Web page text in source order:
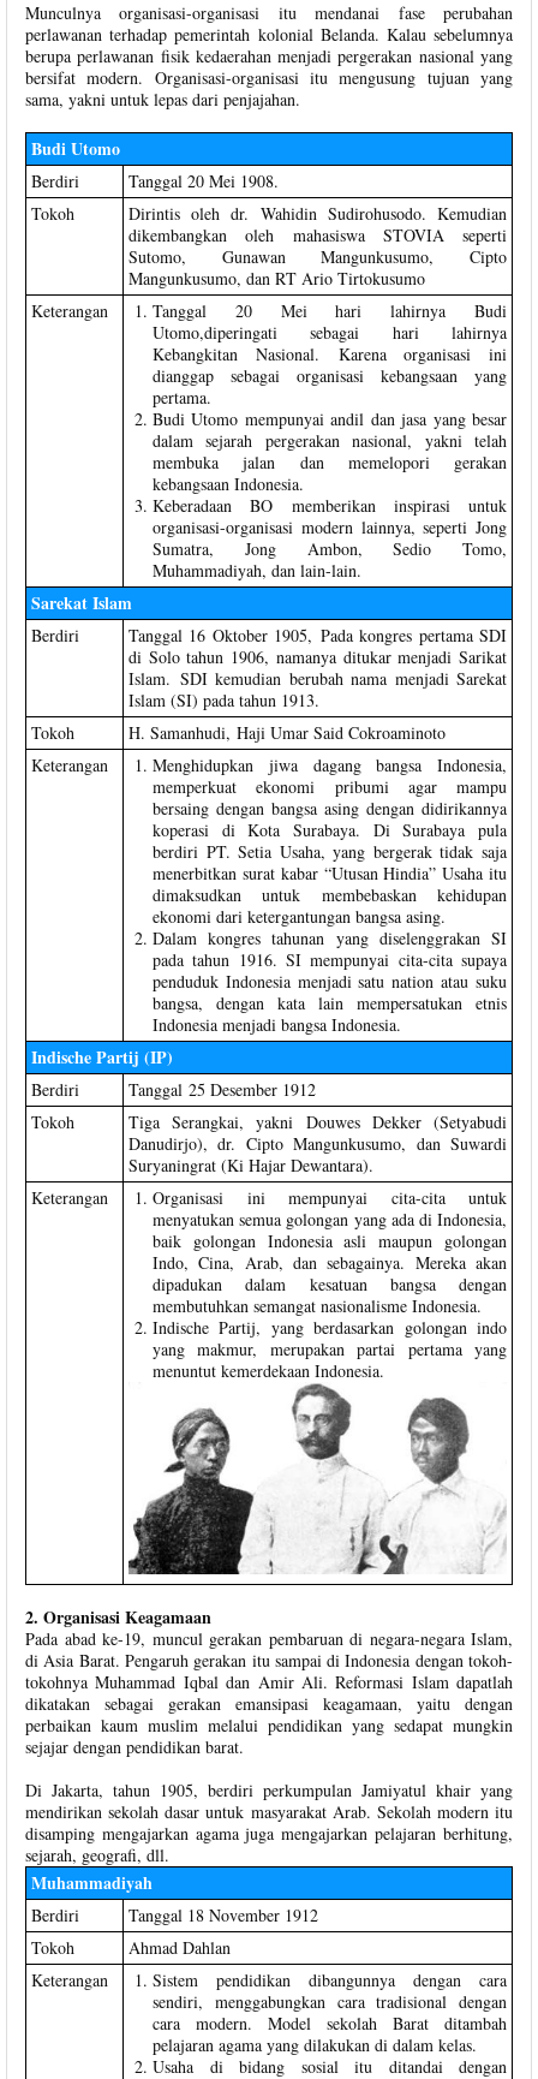
Munculnya organisasi-organisasi itu mendanai fase perubahan
perlawanan terhadap pemerintah kolonial Belanda. Kalau sebelumnya
berupa perlawanan fisik kedaerahan menjadi pergerakan nasional yang
bersifat modern. Organisasi-organisasi itu mengusung tujuan yang
sama, yakni untuk lepas dari penjajahan.
Budi Utomo
Berdiri
Tanggal 20 Mei 1908.
Tokoh
Dirintis oleh dr. Wahidin Sudirohusodo. Kemudian
dikembangkan oleh mahasiswa STOVIA seperti
Sutomo, Gunawan Mangunkusumo, Cipto
Mangunkusumo, dan RT Ario Tirtokusumo
Keterangan
Tanggal 20 Mei hari lahirnya Budi
Utomo,diperingati sebagai hari lahirnya
Kebangkitan Nasional. Karena organisasi ini
dianggap sebagai organisasi kebangsaan yang
pertama.
Budi Utomo mempunyai andil dan jasa yang besar
dalam sejarah pergerakan nasional, yakni telah
membuka jalan dan memelopori gerakan
kebangsaan Indonesia.
Keberadaan BO memberikan inspirasi untuk
organisasi-organisasi modern lainnya, seperti Jong
Sumatra, Jong Ambon, Sedio Tomo,
Muhammadiyah, dan lain-lain.
Sarekat Islam
Berdiri
Tanggal 16 Oktober 1905, Pada kongres pertama SDI
di Solo tahun 1906, namanya ditukar menjadi Sarikat
Islam. SDI kemudian berubah nama menjadi Sarekat
Islam (SI) pada tahun 1913.
Tokoh
H. Samanhudi, Haji Umar Said Cokroaminoto
Keterangan
Menghidupkan jiwa dagang bangsa Indonesia,
memperkuat ekonomi pribumi agar mampu
bersaing dengan bangsa asing dengan didirikannya
koperasi di Kota Surabaya. Di Surabaya pula
berdiri PT. Setia Usaha, yang bergerak tidak saja
menerbitkan surat kabar “Utusan Hindia” Usaha itu
dimaksudkan untuk membebaskan kehidupan
ekonomi dari ketergantungan bangsa asing.
Dalam kongres tahunan yang diselenggrakan SI
pada tahun 1916. SI mempunyai cita-cita supaya
penduduk Indonesia menjadi satu nation atau suku
bangsa, dengan kata lain mempersatukan etnis
Indonesia menjadi bangsa Indonesia.
Indische Partij (IP)
Berdiri
Tanggal 25 Desember 1912
Tokoh
Tiga Serangkai, yakni Douwes Dekker (Setyabudi
Danudirjo), dr. Cipto Mangunkusumo, dan Suwardi
Suryaningrat (Ki Hajar Dewantara).
Keterangan
Organisasi ini mempunyai cita-cita untuk
menyatukan semua golongan yang ada di Indonesia,
baik golongan Indonesia asli maupun golongan
Indo, Cina, Arab, dan sebagainya. Mereka akan
dipadukan dalam kesatuan bangsa dengan
membutuhkan semangat nasionalisme Indonesia.
Indische Partij, yang berdasarkan golongan indo
yang makmur, merupakan partai pertama yang
menuntut kemerdekaan Indonesia.
2. Organisasi Keagamaan
Pada abad ke-19, muncul gerakan pembaruan di negara-negara Islam,
di Asia Barat. Pengaruh gerakan itu sampai di Indonesia dengan tokoh-
tokohnya Muhammad Iqbal dan Amir Ali. Reformasi Islam dapatlah
dikatakan sebagai gerakan emansipasi keagamaan, yaitu dengan
perbaikan kaum muslim melalui pendidikan yang sedapat mungkin
sejajar dengan pendidikan barat.
Di Jakarta, tahun 1905, berdiri perkumpulan Jamiyatul khair yang
mendirikan sekolah dasar untuk masyarakat Arab. Sekolah modern itu
disamping mengajarkan agama juga mengajarkan pelajaran berhitung,
sejarah, geografi, dll.
Muhammadiyah
Berdiri
Tanggal 18 November 1912
Tokoh
Ahmad Dahlan
Keterangan
Sistem pendidikan dibangunnya dengan cara
sendiri, menggabungkan cara tradisional dengan
cara modern. Model sekolah Barat ditambah
pelajaran agama yang dilakukan di dalam kelas.
Usaha di bidang sosial itu ditandai dengan